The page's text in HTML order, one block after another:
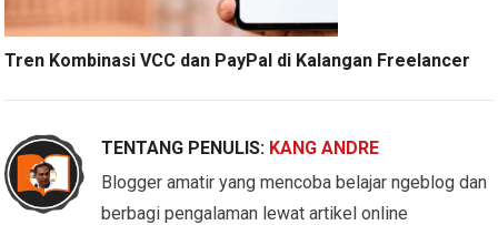
Tren Kombinasi VCC dan PayPal di Kalangan Freelancer
TENTANG PENULIS: KANG ANDRE
Blogger amatir yang mencoba belajar ngeblog dan
berbagi pengalaman lewat artikel online